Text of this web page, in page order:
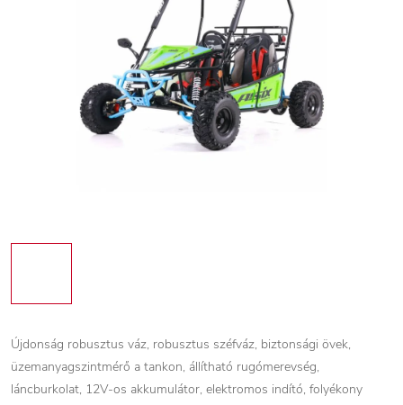
Újdonság robusztus váz, robusztus széfváz, biztonsági övek,
üzemanyagszintmérő a tankon, állítható rugómerevség,
láncburkolat, 12V-os akkumulátor, elektromos indító, folyékony